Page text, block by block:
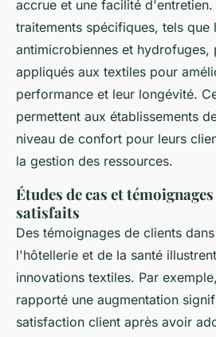
accrue et une facilité
traitements spécifiques, tels que
antimicrobiennes et hydrofuges,
appliqués aux textiles pour
performance et leur longévité.
permettent aux établissements
niveau de confort pour leurs
la gestion des ressources.
Études de cas et
satisfaits
Des témoignages de clients
l'hôtellerie et de la santé
innovations textiles. Par
rapporté une augmentation
satisfaction client après avoir